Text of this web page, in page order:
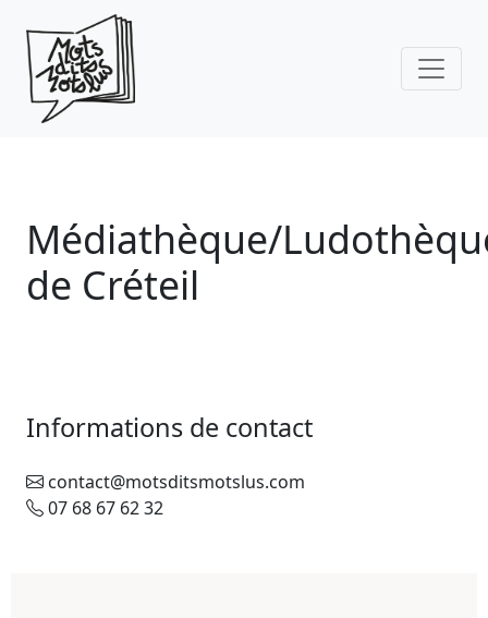
Skip to main content
Médiathèque/
de Créteil
Informations de contact
contact@motsditsmotslus.com
07 68 67 62 32